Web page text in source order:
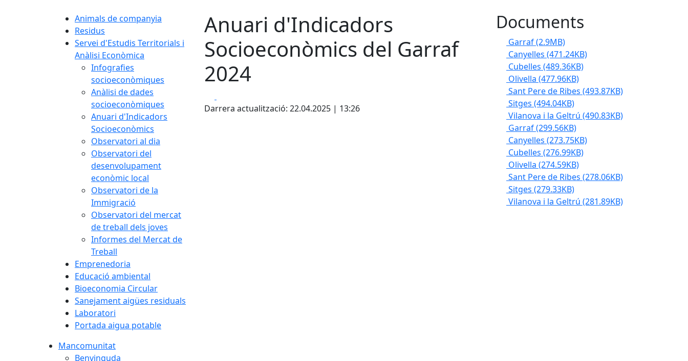
Animals de companyia
Residus
Servei d'Estudis Territorials i
Anàlisi Econòmica
Infografies
socioeconòmiques
Anàlisi de dades
socioeconòmiques
Anuari d'Indicadors
Socioeconòmics
Observatori al dia
Observatori del
desenvolupament
econòmic local
Observatori de la
Immigració
Observatori del mercat
de treball dels joves
Informes del Mercat de
Treball
Emprenedoria
Educació ambiental
Bioeconomia Circular
Sanejament aigües residuals
Laboratori
Portada aigua potable
Anuari d'Indicadors
Socioeconòmics del Garraf
2024
Darrera actualització: 22.04.2025 | 13:26
Documents
Garraf(2.9MB)
Canyelles (471.24KB)
Cubelles (489.36KB)
Olivella (477.96KB)
Sant Pere de Ribes (493.87KB)
Sitges (494.04KB)
Vilanova i la Geltrú (490.83KB)
Garraf(299.56KB)
Canyelles (273.75KB)
Cubelles (276.99KB)
Olivella (274.59KB)
Sant Pere de Ribes (278.06KB)
Sitges (279.33KB)
Vilanova i la Geltrú (281.89KB)
Mancomunitat
Benvinguda